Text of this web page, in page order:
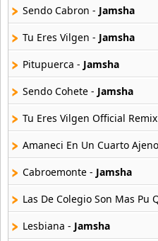
Angel Olmos
9 músicas online
20 músicas online
Anton La Voz De Oro
10 músicas online
Anuel Aa
257 músicas online
Arcangel
416 músicas online
Sendo Cabron - Jamsha
Tu Eres Vilgen - Jamsha
Pitupuerca - Jamsha
Sendo Cohete - Jamsha
Tu Eres Vilgen Official
Amaneci En Un Cuarto
Cabroemonte - Jamsha
Las De Colegio Son Mas Pu
Lesbiana - Jamsha